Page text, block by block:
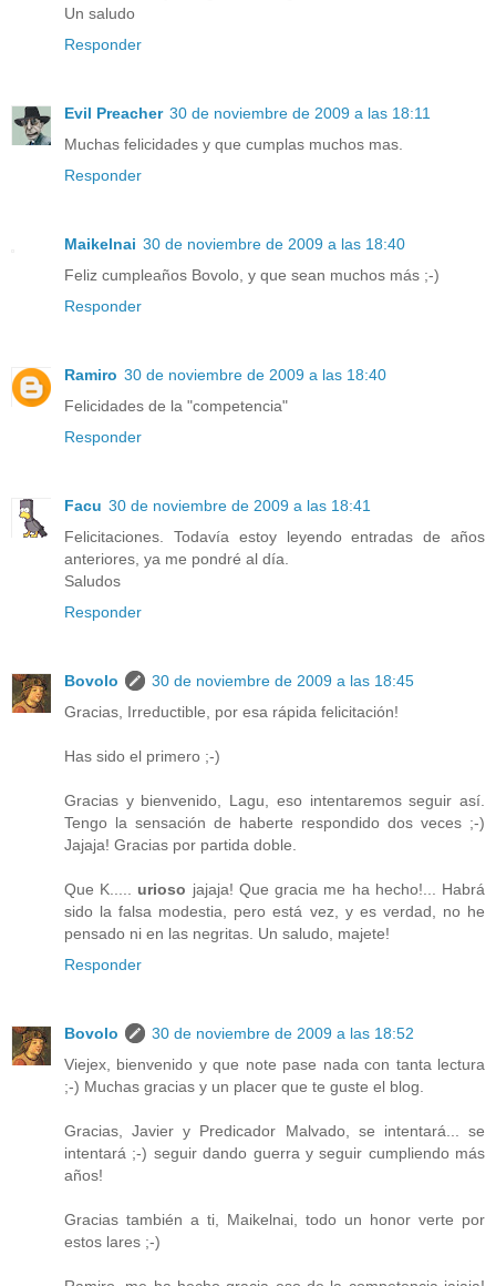
Un saludo
Responder
Evil Preacher 30 de noviembre de 2009 a las 18:11
Muchas felicidades y que cumplas muchos mas.
Responder
Maikelnai 30 de noviembre de 2009 a las 18:40
Feliz cumpleaños Bovolo, y que sean muchos más ;-)
Responder
Ramiro 30 de noviembre de 2009 a las 18:40
Felicidades de la "competencia"
Responder
Facu 30 de noviembre de 2009 a las 18:41
Felicitaciones. Todavía estoy leyendo entradas de años
anteriores, ya me pondré al día.
Saludos
Responder
Bovolo
30 de noviembre de 2009 a las 18:45
Gracias, Irreductible, por esa rápida felicitación!
Has sido el primero ;-)
Gracias y bienvenido, Lagu, eso intentaremos seguir así.
Tengo la sensación de haberte respondido dos veces ;-)
Jajaja! Gracias por partida doble.
Que K..... urioso jajaja! Que gracia me ha hecho!... Habrá
sido la falsa modestia, pero está vez, y es verdad, no he
pensado ni en las negritas. Un saludo, majete!
Responder
Bovolo
30 de noviembre de 2009 a las 18:52
Viejex, bienvenido y que note pase nada con tanta lectura
;-) Muchas gracias y un placer que te guste el blog.
Gracias, Javier y Predicador Malvado, se intentará... se
intentará ;-) seguir dando guerra y seguir cumpliendo más
años!
Gracias también a ti, Maikelnai, todo un honor verte por
estos lares ;-)